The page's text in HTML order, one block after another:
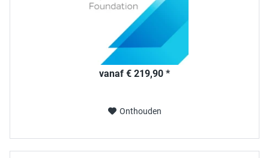
vanaf € 219,90 *
Onthouden